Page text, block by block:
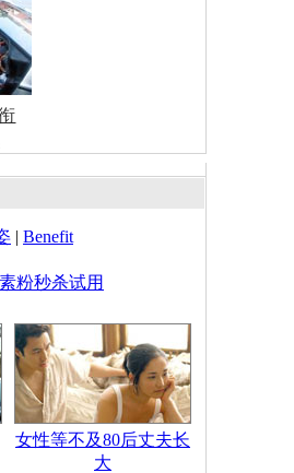
| Benefit
粉秒杀试用
女性等不及80后丈夫长
大